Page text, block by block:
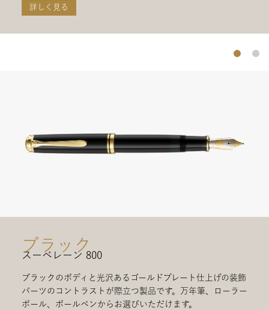
詳しく見る
ブラック
スーベレーン 800
ブラックのボディと光沢あるゴールドプレート仕上げの装飾
パーツのコントラストが際立つ製品です。万年筆、ローラー
ボール、ボールペンからお選びいただけます。